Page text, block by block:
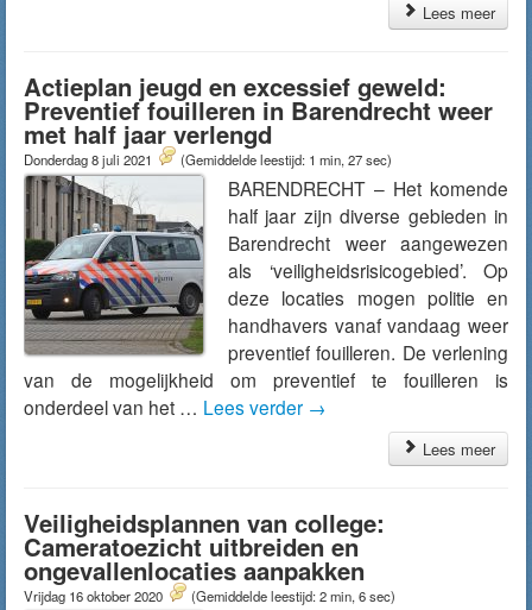
Lees meer
Actieplan jeugd en excessief geweld:
Preventief fouilleren in Barendrecht weer
met half jaar verlengd
Donderdag 8 juli 2021 (Gemiddelde leestijd: 1 min, 27 sec)
BARENDRECHT – Het komende
half jaar zijn diverse gebieden in
Barendrecht weer aangewezen
als ‘veiligheidsrisicogebied’. Op
deze locaties mogen politie en
handhavers vanaf vandaag weer
preventief fouilleren. De verlening
van de mogelijkheid om preventief te fouilleren is
onderdeel van het … Lees verder →
Lees meer
Veiligheidsplannen van college:
Cameratoezicht uitbreiden en
ongevallenlocaties aanpakken
Vrijdag 16 oktober 2020 (Gemiddelde leestijd: 2 min, 6 sec)